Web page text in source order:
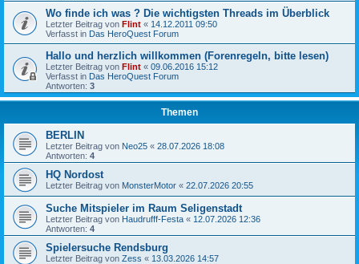
Wo finde ich was ? Die wichtigsten Threads im Überblick
Letzter Beitrag von Flint « 14.12.2011 09:50
Verfasst in Das HeroQuest Forum
Hallo und herzlich willkommen (Forenregeln, bitte lesen)
Letzter Beitrag von Flint « 09.06.2016 15:12
Verfasst in Das HeroQuest Forum
Antworten: 3
Themen
BERLIN
Letzter Beitrag von Neo25 « 28.07.2026 18:08
Antworten: 4
HQ Nordost
Letzter Beitrag von MonsterMotor « 22.07.2026 20:55
Suche Mitspieler im Raum Seligenstadt
Letzter Beitrag von Haudrufff-Festa « 12.07.2026 12:36
Antworten: 4
Spielersuche Rendsburg
Letzter Beitrag von Zess « 13.03.2026 14:57